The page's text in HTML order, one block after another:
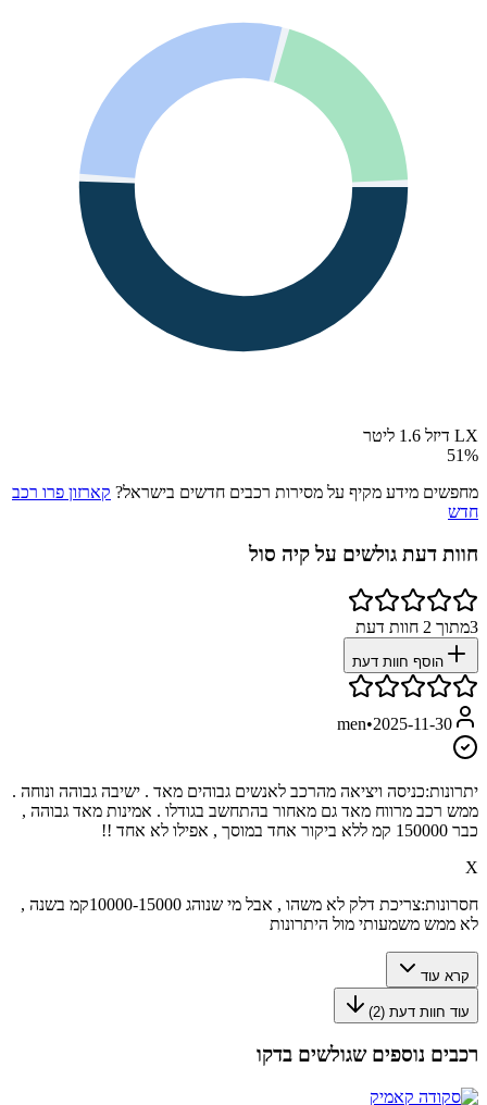
LX דיזל 1.6 ליטר
51%
מחפשים מידע מקיף על מסירות רכבים חדשים בישראל? קארזון פרו רכב
חדש
חוות דעת גולשים עלקיה סול
3מתוך 2 חוות דעת
הוסף חוות דעת
men•2025-11-30
יתרונות:כניסה ויציאה מהרכב לאנשים גבוהים מאד . ישיבה גבוהה ונוחה .
ממש רכב מרווח מאד גם מאחור בהתחשב בגודלו . אמינות מאד גבוהה ,
כבר 150000 קמ ללא ביקור אחד במוסך , אפילו לא אחד !!
X
חסרונות:
צריכת דלק לא משהו , אבל מי שנוהג 10000-15000קמ בשנה ,
לא ממש משמעותי מול היתרונות
קרא עוד
עוד חוות דעת (2
)
רכבים נוספים שגולשים בדקו